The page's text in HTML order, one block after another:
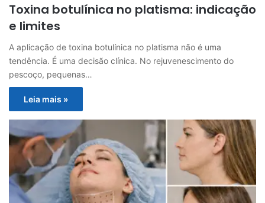
Toxina botulínica no platisma: indicação
e limites
A aplicação de toxina botulínica no platisma não é uma
tendência. É uma decisão clínica. No rejuvenescimento do
pescoço, pequenas…
Leia mais »